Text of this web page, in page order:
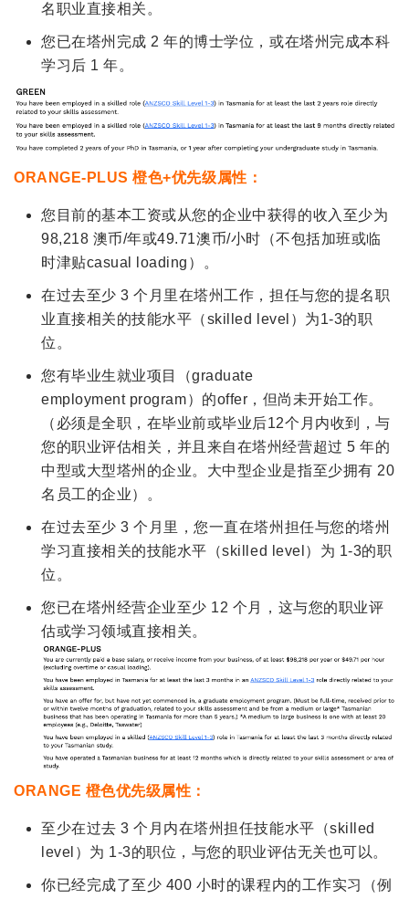
名职业直接相关。
您已在塔州完成 2 年的博士学位，或在塔州完成本科
学习后 1 年。
ORANGE-PLUS 橙色+优先级属性：
您目前的基本工资或从您的企业中获得的收入至少为
98,218 澳币/年或49.71澳币/小时（不包括加班或临
时津贴casual loading）。
在过去至少 3 个月里在塔州工作，担任与您的提名职
业直接相关的技能水平（skilled level）为1-3的职
位。
您有毕业生就业项目（graduate
employment program）的offer，但尚未开始工作。
（必须是全职，在毕业前或毕业后12个月内收到，与
您的职业评估相关，并且来自在塔州经营超过 5 年的
中型或大型塔州的企业。大中型企业是指至少拥有 20
名员工的企业）。
在过去至少 3 个月里，您一直在塔州担任与您的塔州
学习直接相关的技能水平（skilled level）为 1-3的职
位。
您已在塔州经营企业至少 12 个月，这与您的职业评
估或学习领域直接相关。
ORANGE 橙色优先级属性：
至少在过去 3 个月内在塔州担任技能水平（skilled
level）为 1-3的职位，与您的职业评估无关也可以。
你已经完成了至少 400 小时的课程内的工作实习（例